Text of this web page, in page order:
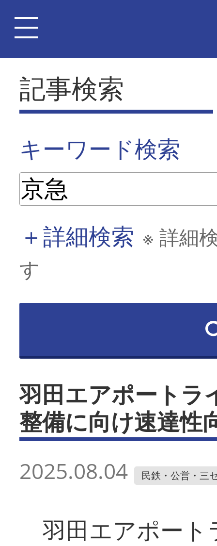
記事検索
キーワード検索
＋詳細検索 ※ 詳細
す
羽田エアポートラ
整備に向け速達性
2025.08.04 民鉄・公営・三
羽田エアポート